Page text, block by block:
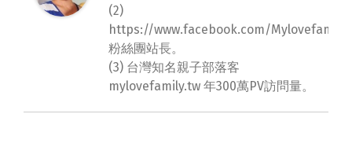
(2)
https://www.facebook.com/
粉絲團站長。
(3) 台灣知名親子部落客
mylovefamily.tw 年300萬PV訪問量。